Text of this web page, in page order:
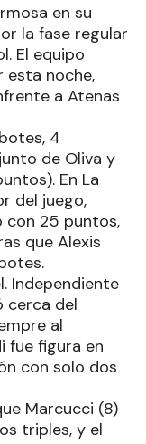
en su
la fase regular
El equipo
esta noche,
a Atenas
4
de Oliva y
En La
del juego,
con 25 puntos,
que Alexis
Independiente
cerca del
al
fue figura en
con solo dos
Marcucci (8)
triples, y el